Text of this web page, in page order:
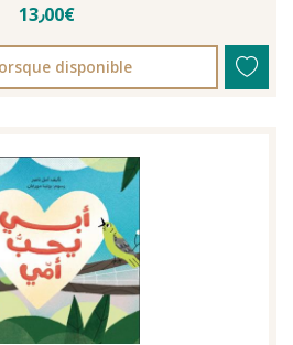
13٫00€
disponible